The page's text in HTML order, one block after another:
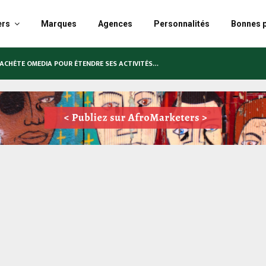
Marques Agences Personnalités Bonnes
OMEDIA POUR ÉTENDRE SES ACTIVITÉS…